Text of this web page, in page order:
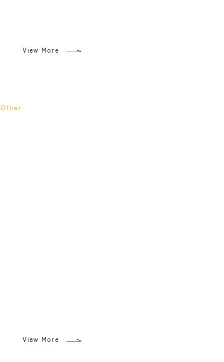
View More
Other
View More